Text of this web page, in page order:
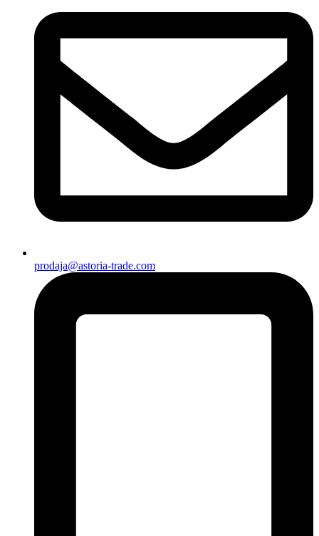
prodaja@astoria-trade.com